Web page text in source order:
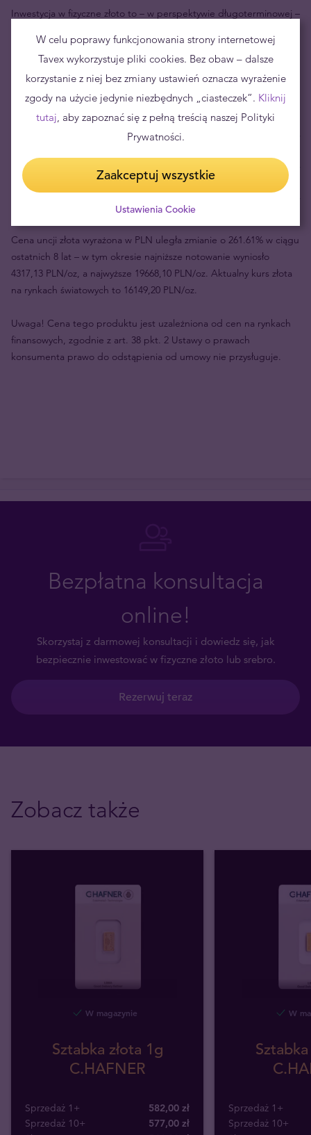
Inwestycja w fizyczne złoto to – w perspektywie długoterminowej –
majątku . W zależności od indywidualnych preferencji oraz
aktualnej sytuacji ekonomiczno-gospodarczej, najczęściej
rekomenduje się ulokowanie w metalach szlachetnych od 5% do
20% oszczędności.
Aktualna cena sprzedaży 1 szt.
Aktualna cena skupu 1 szt. 5242,00 zł
Cena uncji złota wyrażona w PLN uległa zmianie o 261.61% w ciągu
ostatnich 8 lat – w tym okresie najniższe notowanie wyniosło
4317,13 PLN/oz, a najwyższe 19668,10 PLN/oz. Aktualny kurs złota
na rynkach światowych to 16149,20 PLN/oz.
Uwaga! Cena tego produktu jest uzależniona od cen na rynkach
finansowych, zgodnie z art. 38 pkt. 2 Ustawy o prawach
konsumenta prawo do odstąpienia od umowy nie przysługuje.
Bezpłatna konsultacja
online!
Skorzystaj z darmowej konsultacji i dowiedz się, jak
bezpiecznie inwestować w fizyczne złoto lub srebro.
Rezerwuj teraz
Zobacz także
W magazynie
Sztabka złota 1g
C.HAFNER
Sprzedaż 1+
582,00 zł
Sprzedaż 10+
577,00 zł
W
Sprzedaż 1+
Sprzedaż 10+
W celu poprawy funkcjonowania strony internetowej
Tavex wykorzystuje pliki cookies. Bez obaw – dalsze
korzystanie z niej bez zmiany ustawień oznacza wyrażenie
zgody na użycie jedynie niezbędnych „ciasteczek”. Kliknij
tutaj, aby zapoznać się z pełną treścią naszej Polityki
Prywatności.
Zaakceptuj wszystkie
Ustawienia Cookie